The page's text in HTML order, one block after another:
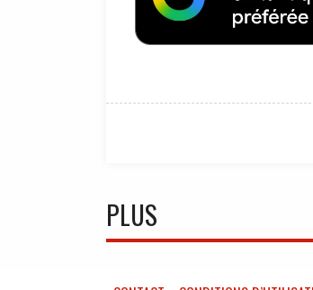
PLUS